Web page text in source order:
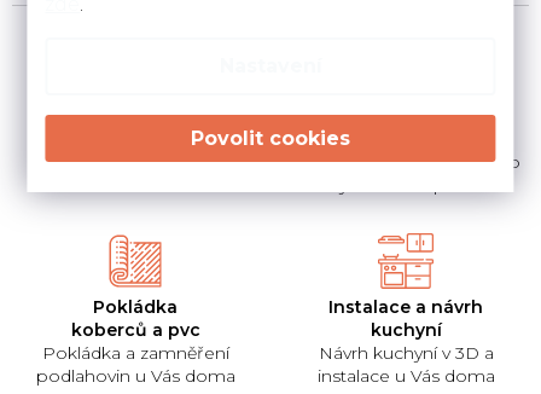
Prodej koberců , PVC,
dveří, nábytku
na ploše obchodu 1000
Prodej nábytku
a bytového vybavení
Prodej nábytku a bytového
Pokládka
koberců a pvc
Pokládka a zamněření
podlahovin u Vás doma
Instalace a návrh
kuchyní
Návrh kuchyní v 3D a
instalace u Vás doma